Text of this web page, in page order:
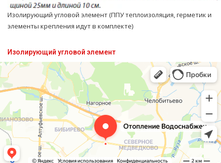
Изолирующий угловой элемент (ППУ теплоизоляция, герметик и
элементы крепления идут в комплекте)
Изолирующий угловой элемент